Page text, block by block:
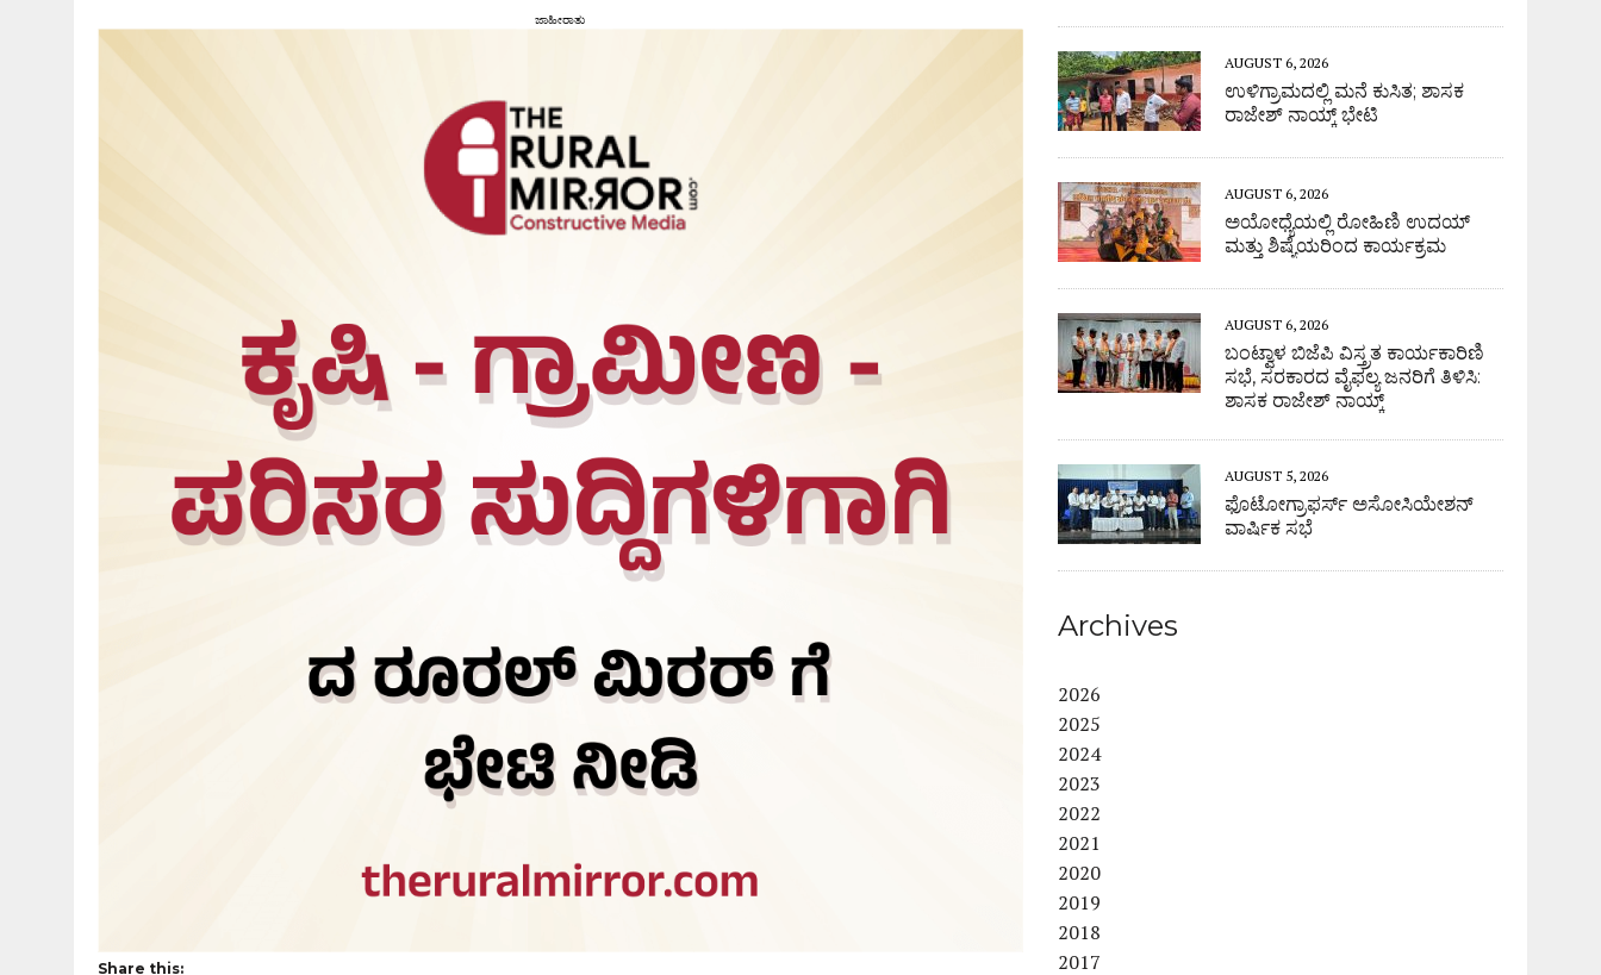
ಜಾಹೀರಾತು
Share this:
AUGUST 6, 2026
ಉಳಿಗ್ರಾಮದಲ್ಲಿ ಮನೆ ಕುಸಿತ; ಶಾಸಕ
ರಾಜೇಶ್ ನಾಯ್ಕ್ ಭೇಟಿ
AUGUST 6, 2026
ಅಯೋಧ್ಯೆಯಲ್ಲಿ ರೋಹಿಣಿ ಉದಯ್
ಮತ್ತು ಶಿಷ್ಯೆಯರಿಂದ ಕಾರ್ಯಕ್ರಮ
AUGUST 6, 2026
ಬಂಟ್ವಾಳ ಬಿಜೆಪಿ ವಿಸ್ತ್ರತ ಕಾರ್ಯಕಾರಿಣಿ
ಸಭೆ, ಸರಕಾರದ ವೈಫಲ್ಯ ಜನರಿಗೆ ತಿಳಿಸಿ:
ಶಾಸಕ ರಾಜೇಶ್ ನಾಯ್ಕ್
AUGUST 5, 2026
ಫೊಟೋಗ್ರಾಫರ್ಸ್ ಅಸೋಸಿಯೇಶನ್
ವಾರ್ಷಿಕ ಸಭೆ
Archives
2026
2025
2024
2023
2022
2021
2020
2019
2018
2017